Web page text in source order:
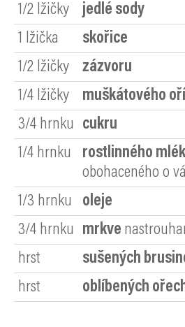
1/2 lžičky
jedlé sody
1 lžička
skořice
1/2 lžičky
zázvoru
1/4 lžičky
muškátového
3/4 hrnku
cukru
1/4 hrnku rostlinného
obohaceného o
1/3 hrnku
oleje
3/4 hrnku mrkve
hrst
sušených
hrst
oblíbených